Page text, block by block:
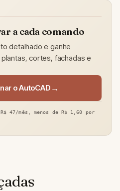
a cada comando
detalhado e ganhe
cortes, fachadas e
o AutoCAD
47/mês, menos de R$ 1,60 por